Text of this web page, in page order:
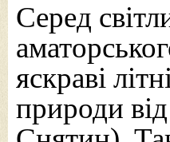
Серед
яскраві
природи